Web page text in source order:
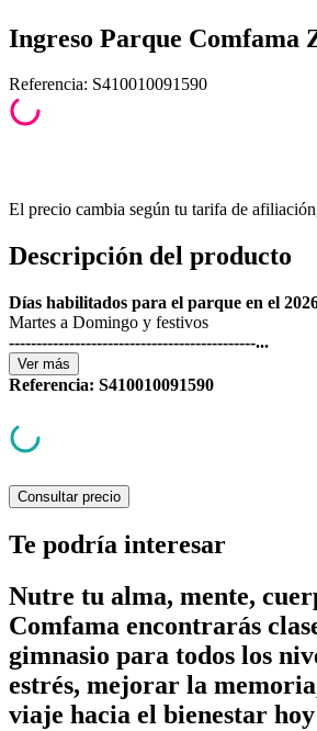
Ingreso Parque Comfama
Referencia: S410010091590
El precio cambia según tu tarifa de
Descripción del producto
Días habilitados para el parque en el
Martes a Domingo y festivos
---------------------------------------------...
Ver más
Referencia: S410010091590
Consultar precio
Te podría interesar
Nutre tu alma, mente,
Comfama encontrarás
gimnasio para todos los
estrés, mejorar la
viaje hacia el bienestar